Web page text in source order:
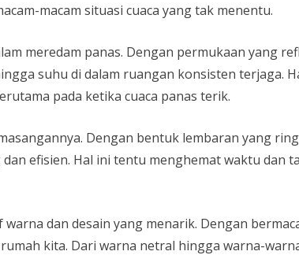
macam situasi cuaca yang tak menentu.
meredam panas. Dengan permukaan yang
suhu di dalam ruangan konsisten terjaga.
pada ketika cuaca panas terik.
Dengan bentuk lembaran yang
efisien. Hal ini tentu menghemat waktu dan
dan desain yang menarik. Dengan
kita. Dari warna netral hingga warna-